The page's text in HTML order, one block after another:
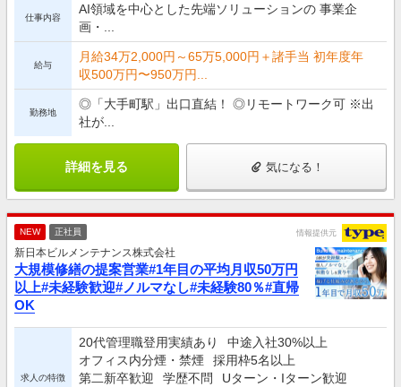
仕事内容
AI領域を中心とした先端ソリューションの 事業企
画・...
給与
月給34万2,000円～65万5,000円＋諸手当 初年度年
収500万円〜950万円...
勤務地
◎「大手町駅」出口直結！ ◎リモートワーク可 ※出
社が...
詳細を見る 気になる！
NEW 正社員 情報提供元
新日本ビルメンテナンス株式会社
大規模修繕の提案営業#1年目の平均月収50万円
以上#未経験歓迎#ノルマなし#未経験80％#直帰
OK
求人の特徴
20代管理職登用実績あり
中途入社30%以上
オフィス内分煙・禁煙
採用枠5名以上
第二新卒歓迎
学歴不問
Uターン・Iターン歓迎